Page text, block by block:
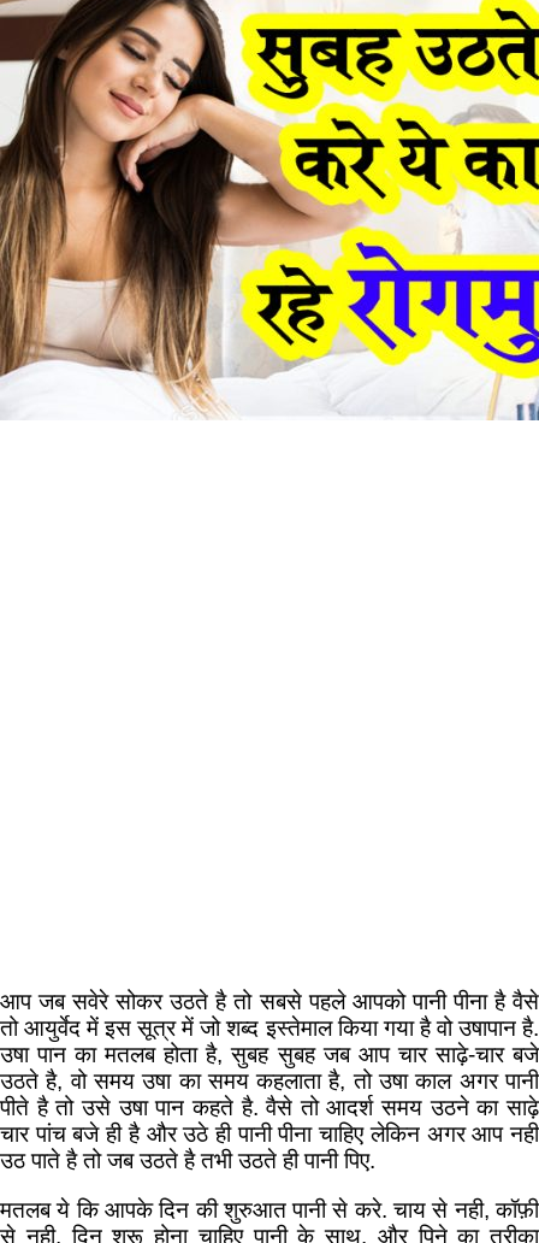
आप जब सवेरे सोकर उठते है तो सबसे पहले आपको पानी पीना है वैसे
तो आयुर्वेद में इस सूत्र में जो शब्द इस्तेमाल किया गया है वो उषापान है.
उषा पान का मतलब होता है, सुबह सुबह जब आप चार साढ़े-चार बजे
उठते है, वो समय उषा का समय कहलाता है, तो उषा काल अगर पानी
पीते है तो उसे उषा पान कहते है. वैसे तो आदर्श समय उठने का साढ़े
चार पांच बजे ही है और उठे ही पानी पीना चाहिए लेकिन अगर आप नही
उठ पाते है तो जब उठते है तभी उठते ही पानी पिए.
मतलब ये कि आपके दिन की शुरुआत पानी से करे. चाय से नही, कॉफ़ी
से नही, दिन शुरू होना चाहिए पानी के साथ. और पिने का तरीका